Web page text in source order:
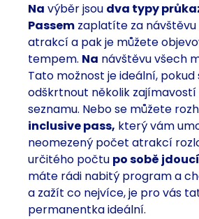
Na výběr jsou dva typy
Passem zaplatíte za
atrakcí a pak je můžete
tempem. Na návštěvu všech
Tato možnost je ideální,
odškrtnout několik zajímavostí
seznamu. Nebo se můžete
inclusive pass, který vám
neomezený počet atrakcí
určitého počtu po sobě
máte rádi nabitý program a
a zažít co nejvíce, je pro vás
permanentka ideální.